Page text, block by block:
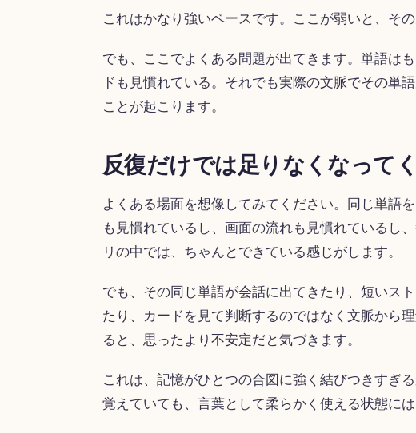
これはかなり強いベースです。ここが弱いと、そ
でも、ここでよくある問題が出てきます。単語は
ドも見慣れている。それでも実際の文脈でその単
ことが起こります。
反復だけでは足りなくなって
よくある場面を想像してみてください。同じ単語
も見慣れているし、画面の流れも見慣れているし
リの中では、ちゃんとできている感じがします。
でも、その同じ単語が会話に出てきたり、短いス
たり、カードを見て判断するのではなく文脈から
ると、思ったより不安定だと気づきます。
これは、記憶がひとつの合図に強く結びつきすぎ
覚えていても、言葉として柔らかく使える状態に